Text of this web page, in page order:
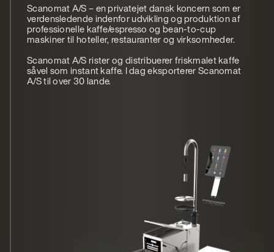
Scanomat A/S – en privatejet dansk koncern som er
verdensledende indenfor udvikling og produktion af
professionelle kaffe/espresso og bean-to-cup
maskiner til hoteller, restauranter og virksomheder.
Scanomat A/S rister og distribuerer friskmalet kaffe
såvel som instant kaffe. I dag eksporterer Scanomat
A/S til over 30 lande.